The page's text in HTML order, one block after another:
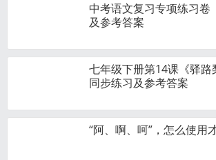
中考语文复习专项练习卷
及参考答案
七年级下册第14课《驿路
同步练习及参考答案
“阿、啊、呵”，怎么使用